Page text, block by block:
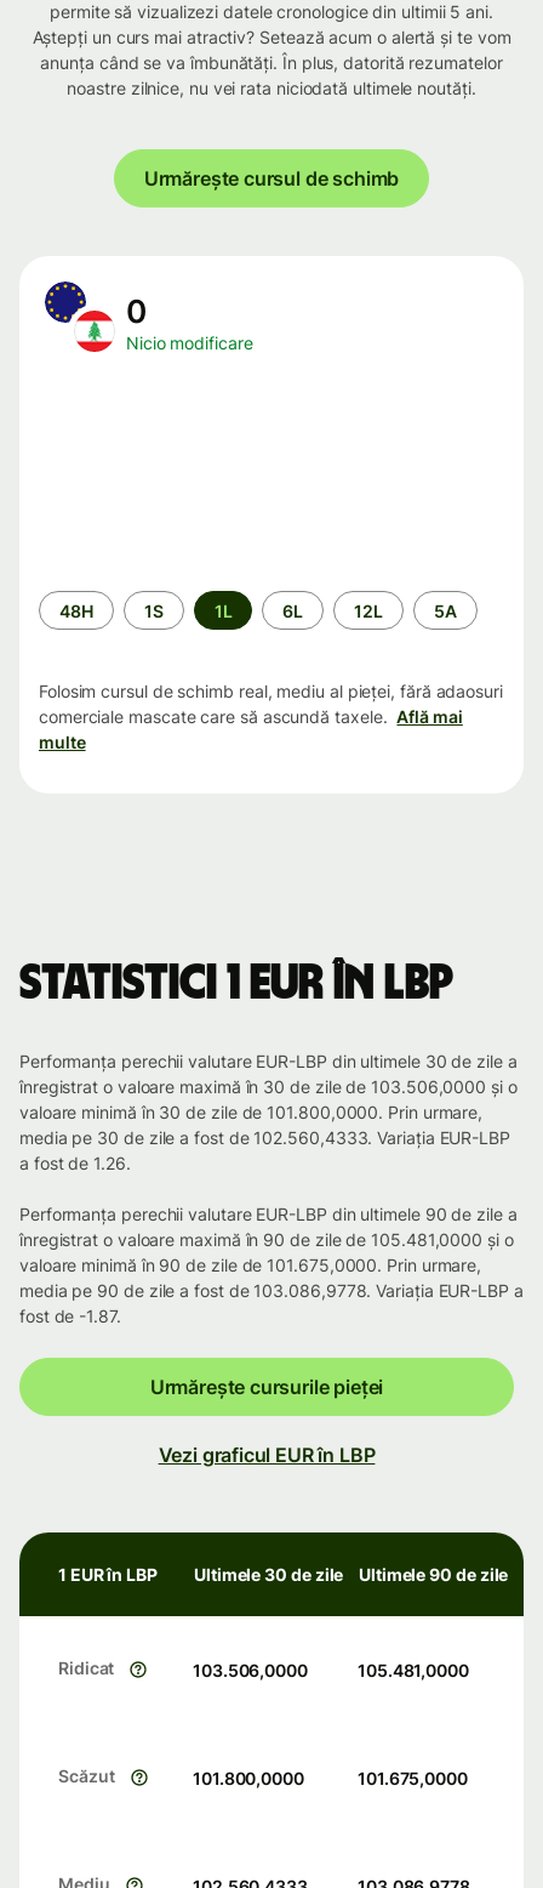
permite să vizualizezi datele cronologice din ultimii 5 ani.
Aștepți un curs mai atractiv? Setează acum o alertă și te vom
anunța când se va îmbunătăți. În plus, datorită rezumatelor
noastre zilnice, nu vei rata niciodată ultimele noutăți.
Urmărește cursul de schimb
0
Nicio modificare
Perioada
48H 1S 1L 6L 12L 5A
Folosim cursul de schimb real, mediu al pieței, fără adaosuri
comerciale mascate care să ascundă taxele. Află mai
multe
Statistici 1 EUR în LBP
Performanța perechii valutare EUR-LBP din ultimele 30 de zile a
înregistrat o valoare maximă în 30 de zile de 103.506,0000 și o
valoare minimă în 30 de zile de 101.800,0000. Prin urmare,
media pe 30 de zile a fost de 102.560,4333. Variația EUR-LBP
a fost de 1.26.
Performanța perechii valutare EUR-LBP din ultimele 90 de zile a
înregistrat o valoare maximă în 90 de zile de 105.481,0000 și o
valoare minimă în 90 de zile de 101.675,0000. Prin urmare,
media pe 90 de zile a fost de 103.086,9778. Variația EUR-LBP a
fost de -1.87.
Urmărește cursurile pieței
Vezi graficul EUR în LBP
1 EUR în LBP Ultimele 30 de zile Ultimele 90 de zile
Ridicat 103.506,0000 105.481,0000
Scăzut 101.800,0000 101.675,0000